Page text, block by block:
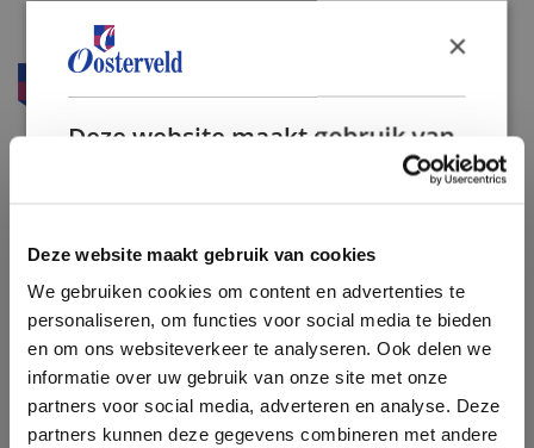
Deze website maakt gebruik van cookies
We gebruiken cookies om content en advertenties te
personaliseren, om functies voor social media te bieden
en om ons websiteverkeer te analyseren. Ook delen we
informatie over uw gebruik van onze site met onze
partners voor social media, adverteren en analyse. Deze
partners kunnen deze gegevens combineren met andere
Verkoop
Verkoop woning
Verkoop bedrijfsonroerendgoed
Bouwtechnische keuring
Energielabel
Financiering
Nieuws & blog
Over ons
Kenmerken
bosrijke omgeving
Huidige toekenning
Bouwgrond
Kaart
×
Deze website maakt gebruik van
verkeer te analyseren. We delen ook informatie
over uw gebruik van onze site met onze
advertentie- en analysepartners, die deze
kunnen combineren met andere informatie die
u aan hen heeft verstrekt of die zij hebben
verzameld door uw gebruik van hun diensten.
Privacybeleid